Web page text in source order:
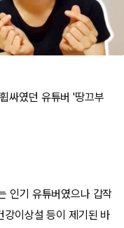
싸였던 유튜버 '땅끄부
인기 유튜버였으나 갑작
강이상설 등이 제기된 바